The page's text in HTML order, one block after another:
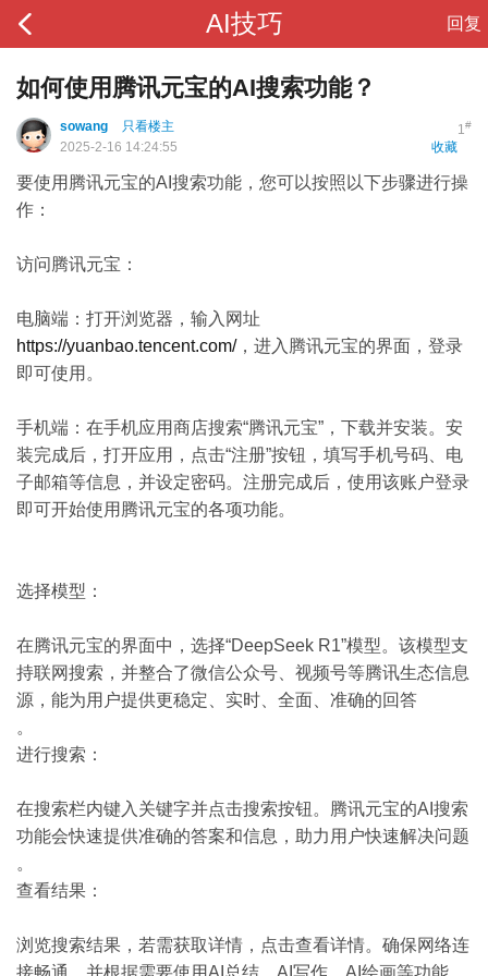
AI技巧 回复
如何使用腾讯元宝的AI搜索功能？
1#
sowang
只看楼主
收藏
2025-2-16 14:24:55
要使用腾讯元宝的AI搜索功能，您可以按照以下步骤进行操
作：
访问腾讯元宝：
电脑端：打开浏览器，输入网址
https://yuanbao.tencent.com/，进入腾讯元宝的界面，登录
即可使用。
手机端：在手机应用商店搜索“腾讯元宝”，下载并安装。安
装完成后，打开应用，点击“注册”按钮，填写手机号码、电
子邮箱等信息，并设定密码。注册完成后，使用该账户登录
即可开始使用腾讯元宝的各项功能。
选择模型：
在腾讯元宝的界面中，选择“DeepSeek R1”模型。该模型支
持联网搜索，并整合了微信公众号、视频号等腾讯生态信息
源，能为用户提供更稳定、实时、全面、准确的回答
。
进行搜索：
在搜索栏内键入关键字并点击搜索按钮。腾讯元宝的AI搜索
功能会快速提供准确的答案和信息，助力用户快速解决问题
。
查看结果：
浏览搜索结果，若需获取详情，点击查看详情。确保网络连
接畅通，并根据需要使用AI总结、AI写作、AI绘画等功能